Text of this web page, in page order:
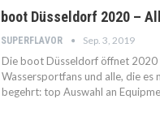
boot Düsseldorf 2020 –
SUPERFLAVOR Sep. 3, 2019
Die boot Düsseldorf öffnet 2020
Wassersportfans und alle, die es
begehrt: top Auswahl an